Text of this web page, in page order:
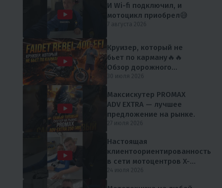
И Wi-fi подключил, и
мотоцикл приобрел😅
7 августа 2026
Круизер, который не
бьет по карману🔥🔥
Обзор дорожного
мотоцикла FAIDET Rebel
30 июля 2026
Максискутер PROMAX
ADV EXTRA — лучшее
предложение на рынке.
27 июля 2026
Настоящая
клиентоориентированность
в сети мотоцентров X-
MOTORS 😎
24 июля 2026